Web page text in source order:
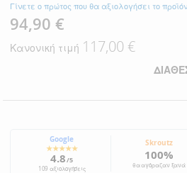
Γίνετε ο πρώτος που θα αξιολογήσει το προϊόν
Ειδική
Τιμή
94,90 €
Κανονική τιμή 117,00 €
Google
★★★★★
4.8/5
109 αξιολογήσεις
Skroutz
100%
θα αγόραζαν ξανά